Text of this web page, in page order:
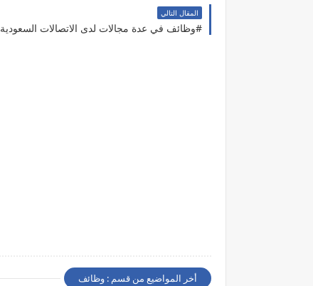
المقال التالي
#وظائف في عدة مجالات لدى الاتصالات السعودية STC
أخر المواضيع من قسم : وظائف